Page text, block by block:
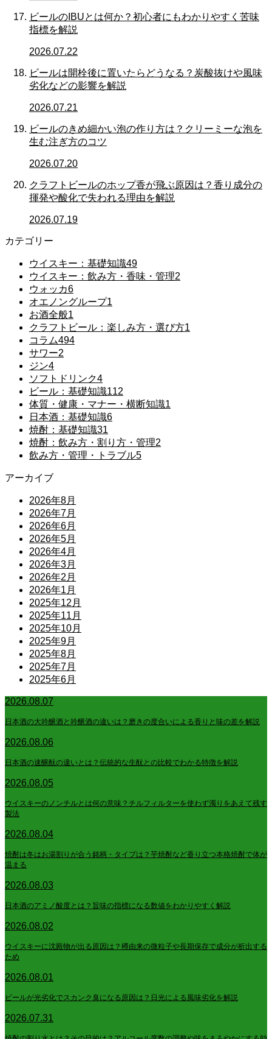
ビールのIBUとは何か？初心者にもわかりやすく苦味
指標を解説
2026.07.22
ビールは開栓後に置いたらどうなる？炭酸抜けや風味
劣化などの影響を解説
2026.07.21
ビールのきめ細かい泡の作り方は？クリーミーな泡を
生む注ぎ方のコツ
2026.07.20
クラフトビールのホップ香が飛ぶ原因は？香り成分の
揮発や酸化で失われる理由を解説
2026.07.19
カテゴリー
ウイスキー：基礎知識49
ウイスキー：飲み方・香味・管理2
ウォッカ6
オエノングループ1
お酒全般1
クラフトビール：楽しみ方・選び方1
コラム494
サワー2
ジン4
ソフトドリンク4
ビール：基礎知識112
体質・健康・マナー・横断知識1
日本酒：基礎知識6
焼酎：基礎知識31
焼酎：飲み方・割り方・管理2
飲み方・管理・トラブル5
アーカイブ
2026年8月
2026年7月
2026年6月
2026年5月
2026年4月
2026年3月
2026年2月
2026年1月
2025年12月
2025年11月
2025年10月
2025年9月
2025年8月
2025年7月
2025年6月
2026.08.07
日本酒の大吟醸酒と吟醸酒の違いは？磨きの度合いによる香りと味の差を解説
2026.08.06
日本酒の速醸酛の違いとは？伝統的な生酛との比較でわかる特徴を解説
2026.08.05
ウイスキーのノンチルとは何の意味？チルフィルターを使わず濁りをあえて残す
製法
2026.08.04
焼酎は冬はお湯割りが合う銘柄・タイプは？芋焼酎など香り立つ本格焼酎で体が
温まる
2026.08.03
日本酒のアミノ酸度とは？旨味の指標になる数値をわかりやすく解説
2026.08.02
ウイスキーに沈殿物が出る原因は？樽由来の微粒子や長期保存で成分が析出する
ため
2026.08.01
ビールが光劣化でスカンク臭になる原因は？日光による風味劣化を解説
2026.07.31